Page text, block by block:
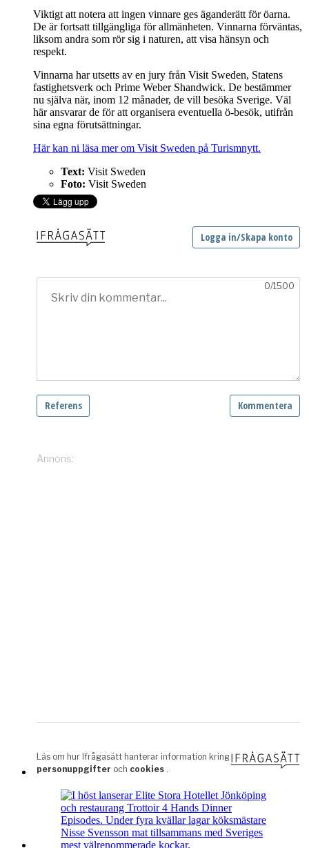
Viktigt att notera att ingen vinnare ges äganderätt för öarna.
De är fortsatt tillgängliga för allmänheten. Vinnarna förväntas,
liksom andra som rör sig i naturen, att visa hänsyn och
respekt.
Vinnarna har utsetts av en jury från Visit Sweden, Statens
fastighetsverk och Prime Weber Shandwick. De bestämmer
nu själva när, inom 12 månader, de vill besöka Sverige. Väl
här ansvarar de för att organisera eventuella ö-besök, utifrån
sina egna förutsättningar.
Här kan ni läsa mer om Visit Sweden på Turismnytt.
Text: Visit Sweden
Foto: Visit Sweden